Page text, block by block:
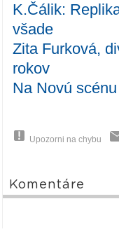
K.Čálik:
všade
Zita Furková,
rokov
Na Novú
Upozorni na chybu
Komentáre